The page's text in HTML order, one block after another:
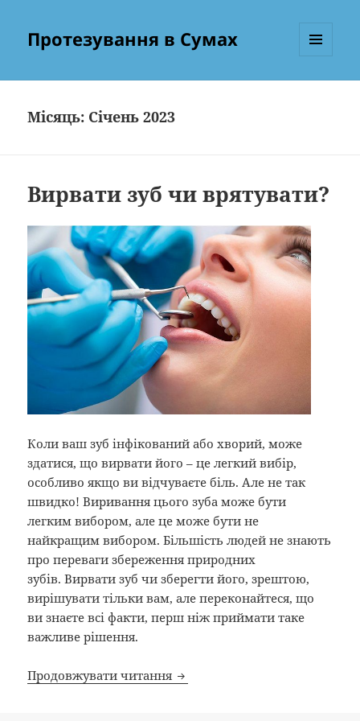
Протезування в Сумах
Місяць: Січень 2023
Вирвати зуб чи врятувати?
Коли ваш зуб інфікований або хворий, може
здатися, що вирвати його – це легкий вибір,
особливо якщо ви відчуваєте біль. Але не так
швидко! Виривання цього зуба може бути
легким вибором, але це може бути не
найкращим вибором. Більшість людей не знають
про переваги збереження природних
зубів. Вирвати зуб чи зберегти його, зрештою,
вирішувати тільки вам, але переконайтеся, що
ви знаєте всі факти, перш ніж приймати таке
важливе рішення.
Продовжувати читання Вирвати зуб чи врятувати?